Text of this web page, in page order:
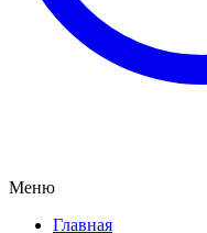
Меню
Главная